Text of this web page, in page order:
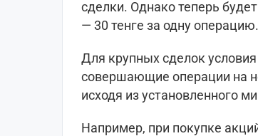
сделки. Однако теперь
— 30 тенге за одну операцию.
Для крупных сделок
совершающие операции на
исходя из установленного
Например, при покупке